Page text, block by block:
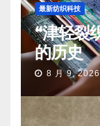
最新纺织科技
“津轻裂
的历史
8 月 9, 2026